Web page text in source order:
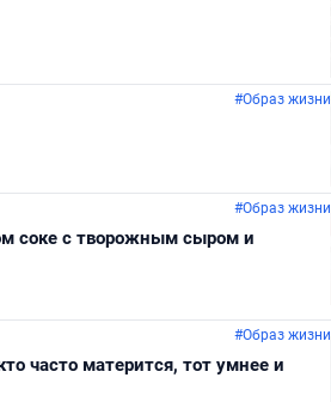
#Образ жизни
#Образ жизни
соке с творожным сыром и
#Образ жизни
часто матерится, тот умнее и